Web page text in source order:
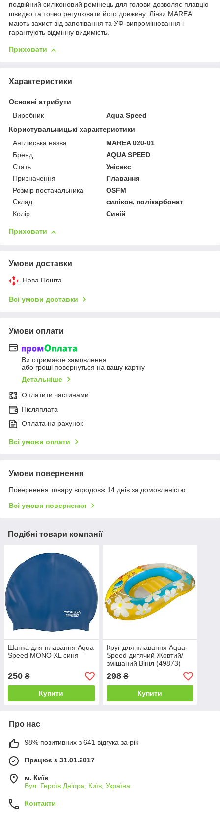
подвійний силіконовий ремінець для голови дозволяє плавцю
швидко та точно регулювати його довжину. Лінзи MAREA
мають захист від запотівання та УФ-випромінювання і
гарантують відмінну видимість.
Приховати
Характеристики
Основні атрибути
Виробник
Aqua Speed
Користувальницькі характеристики
Англійська назва
MAREA 020-01
Бренд
AQUA SPEED
Стать
Унісекс
Призначення
Плавання
Розмір постачальника
OSFM
Склад
силікон, полікарбонат
Колір
Синій
Приховати
Умови доставки
Нова Пошта
Всі умови доставки
Умови оплати
Ви отримаєте замовлення
або гроші повернуться на вашу картку
Детальніше
Оплатити частинами
Післяплата
Оплата на рахунок
Всі умови оплати
Умови повернення
Повернення товару впродовж 14 днів за домовленістю
Всі умови повернення
Подібні товари компанії
Шапка для плавання Aqua
Speed MONO XL синя
250 ₴
Купити
Круг для плавання Aqua-
Speed дитячий Жовтий/
змішаний Вініл (49873)
298₴
Купити
Про нас
98% позитивних з 641 відгука за рік
Працює з 31.01.2017
м. Київ
Вул. Героїв Дніпра, Київ, Україна
Контакти